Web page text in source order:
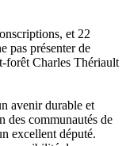
et 22
pas présenter de
forêt Charles Thériault
avenir durable et
des communautés de
excellent député.